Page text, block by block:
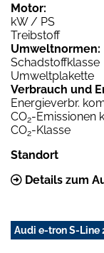
Motor:
kW / PS
Treibstoff
Umweltnormen:
Schadstoffklasse
Umweltplakette
Verbrauch und
Energieverbr.
CO2-Emissionen
CO2-Klasse
Standort
Details zum
Audi e-tron S-Line